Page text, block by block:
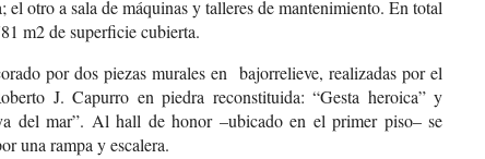
el otro a sala de máquinas y talleres de mantenimiento. En total
m2 de superficie cubierta.
por dos piezas murales en bajorrelieve, realizadas por el
J. Capurro en piedra reconstituida: “Gesta heroica” y
del mar”. Al hall de honor –ubicado en el primer piso– se
una rampa y escalera.